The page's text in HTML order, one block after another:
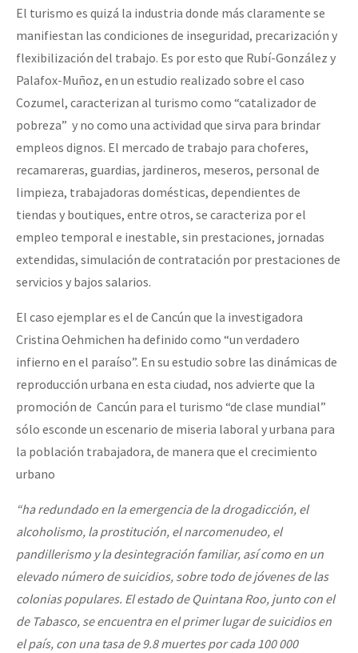
El turismo es quizá la industria donde más claramente se
manifiestan las condiciones de inseguridad, precarización y
flexibilización del trabajo. Es por esto que Rubí-González y
Palafox-Muñoz, en un estudio realizado sobre el caso
Cozumel, caracterizan al turismo como “catalizador de
pobreza” y no como una actividad que sirva para brindar
empleos dignos. El mercado de trabajo para choferes,
recamareras, guardias, jardineros, meseros, personal de
limpieza, trabajadoras domésticas, dependientes de
tiendas y boutiques, entre otros, se caracteriza por el
empleo temporal e inestable, sin prestaciones, jornadas
extendidas, simulación de contratación por prestaciones de
servicios y bajos salarios.
El caso ejemplar es el de Cancún que la investigadora
Cristina Oehmichen ha definido como “un verdadero
infierno en el paraíso”. En su estudio sobre las dinámicas de
reproducción urbana en esta ciudad, nos advierte que la
promoción de Cancún para el turismo “de clase mundial”
sólo esconde un escenario de miseria laboral y urbana para
la población trabajadora, de manera que el crecimiento
urbano
“ha redundado en la emergencia de la drogadicción, el
alcoholismo, la prostitución, el narcomenudeo, el
pandillerismo y la desintegración familiar, así como en un
elevado número de suicidios, sobre todo de jóvenes de las
colonias populares. El estado de Quintana Roo, junto con el
de Tabasco, se encuentra en el primer lugar de suicidios en
el país, con una tasa de 9.8 muertes por cada 100 000